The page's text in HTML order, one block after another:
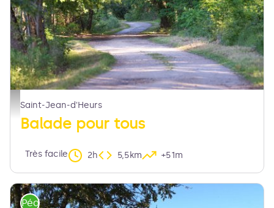
Chemin à St-Jean d'Heurs - © Denis Grudet/CC Entre Dore et Allier
Saint-Jean-d'Heurs
Balade pour tous
Très facile 2h 5,5km +51m
Pédestre